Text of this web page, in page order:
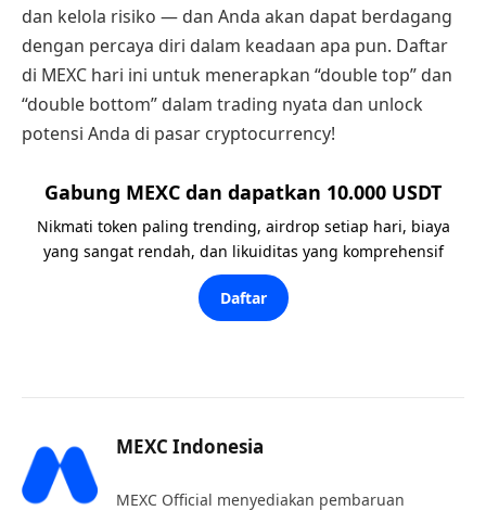
dan kelola risiko — dan Anda akan dapat berdagang
dengan percaya diri dalam keadaan apa pun. Daftar
di MEXC hari ini untuk menerapkan “double top” dan
“double bottom” dalam trading nyata dan unlock
potensi Anda di pasar cryptocurrency!
Gabung MEXC dan dapatkan 10.000 USDT
Nikmati token paling trending, airdrop setiap hari, biaya
yang sangat rendah, dan likuiditas yang komprehensif
Daftar
MEXC Indonesia
MEXC Official menyediakan pembaruan